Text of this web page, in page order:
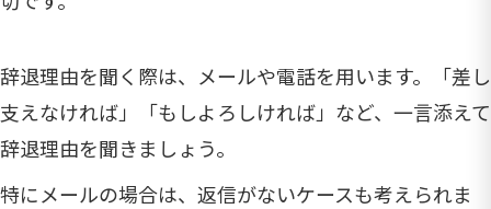
辞退理由を聞く際は、メールや電話を用います。「差し
支えなければ」「もしよろしければ」など、一言添えて
辞退理由を聞きましょう。
特にメールの場合は、返信がないケースも考えられま